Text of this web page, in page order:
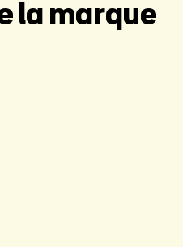
la marque